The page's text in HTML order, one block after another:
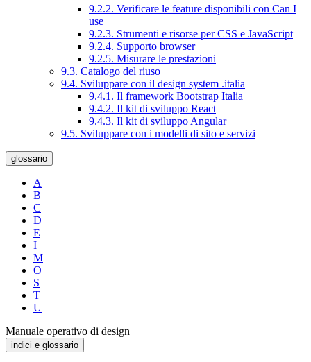
9.2.2. Verificare le feature disponibili con Can I
use
9.2.3. Strumenti e risorse per CSS e JavaScript
9.2.4. Supporto browser
9.2.5. Misurare le prestazioni
9.3. Catalogo del riuso
9.4. Sviluppare con il design system .italia
9.4.1. Il framework Bootstrap Italia
9.4.2. Il kit di sviluppo React
9.4.3. Il kit di sviluppo Angular
9.5. Sviluppare con i modelli di sito e servizi
glossario
A
B
C
D
E
I
M
O
S
T
U
Manuale operativo di design
indici e glossario